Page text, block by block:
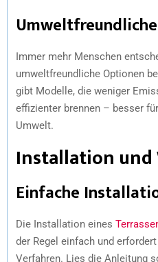
Immer mehr Menschen
umweltfreundliche Optionen
gibt Modelle, die weniger
effizienter brennen – besser
Umwelt.
Installation
Einfache
Die Installation eines
der Regel einfach und
Verfahren. Lies die Anleitung